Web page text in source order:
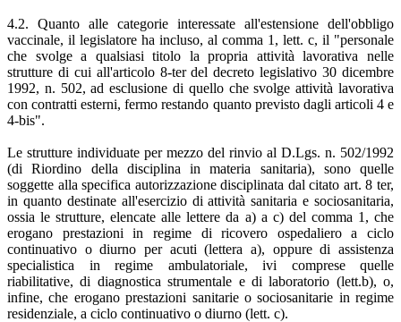
4.2. Quanto alle categorie interessate all'estensione dell'obbligo
vaccinale, il legislatore ha incluso, al comma 1, lett. c, il "personale
che svolge a qualsiasi titolo la propria attività lavorativa nelle
strutture di cui all'articolo 8-ter del decreto legislativo 30 dicembre
1992, n. 502, ad esclusione di quello che svolge attività lavorativa
con contratti esterni, fermo restando quanto previsto dagli articoli 4 e
4-bis".
Le strutture individuate per mezzo del rinvio al D.Lgs. n. 502/1992
(di Riordino della disciplina in materia sanitaria), sono quelle
soggette alla specifica autorizzazione disciplinata dal citato art. 8 ter,
in quanto destinate all'esercizio di attività sanitaria e sociosanitaria,
ossia le strutture, elencate alle lettere da a) a c) del comma 1, che
erogano prestazioni in regime di ricovero ospedaliero a ciclo
continuativo o diurno per acuti (lettera a), oppure di assistenza
specialistica in regime ambulatoriale, ivi comprese quelle
riabilitative, di diagnostica strumentale e di laboratorio (lett.b), o,
infine, che erogano prestazioni sanitarie o sociosanitarie in regime
residenziale, a ciclo continuativo o diurno (lett. c).